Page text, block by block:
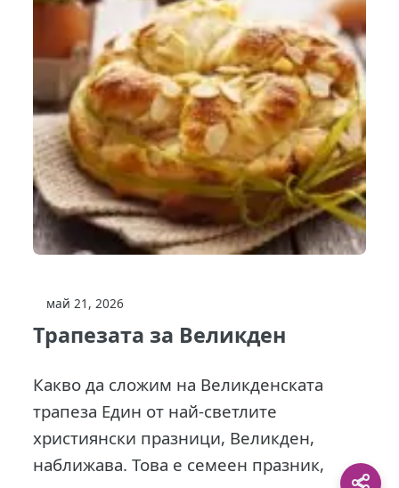
май 21, 2026
Трапезата за Великден
Какво да сложим на Великденската
трапеза Един от най-светлите
християнски празници, Великден,
наближава. Това е семеен празник,